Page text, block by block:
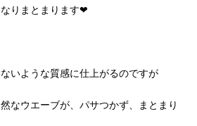
りまとまります❤
いような質感に仕上がるのですが
なウエーブが、パサつかず、まとまり